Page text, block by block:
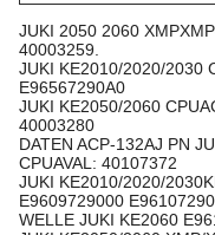
JUKI 2050 2060
40003259.
JUKI KE2010/2020/2030
E96567290A0
JUKI KE2050/2060
40003280
DATEN ACP-132AJ PN
CPUAVAL: 40107372
JUKI KE2010/2020/
E9609729000
WELLE JUKI KE2060